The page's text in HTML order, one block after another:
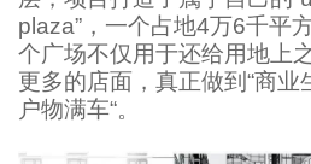
plaza”，一个占地4万6千平
个广场不仅用于还给用地上
更多的店面，真正做到“商业
户物满车“。